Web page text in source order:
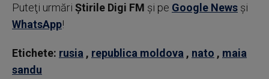
Puteţi urmări Știrile Digi FM şi pe Google News şi
WhatsApp!
Etichete: rusia , republica moldova , nato , maia
sandu